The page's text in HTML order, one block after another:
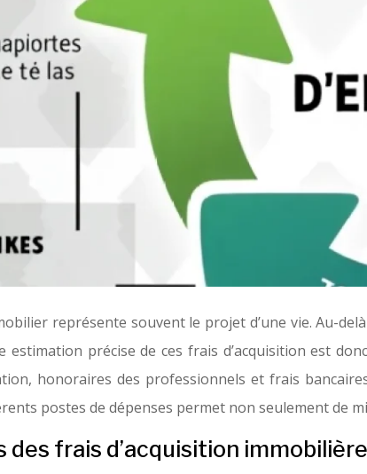
représente souvent le projet d’une vie. Au-
estimation précise de ces frais d’acquisition est
honoraires des professionnels et frais
postes de dépenses permet non seulement de
des frais d’acquisition immobilière